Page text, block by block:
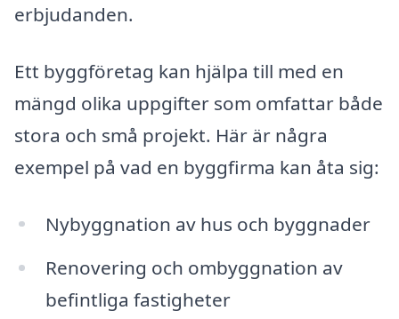
erbjudanden.
Ett byggföretag kan hjälpa till med en
mängd olika uppgifter som omfattar både
stora och små projekt. Här är några
exempel på vad en byggfirma kan åta sig:
Nybyggnation av hus och byggnader
Renovering och ombyggnation av
befintliga fastigheter